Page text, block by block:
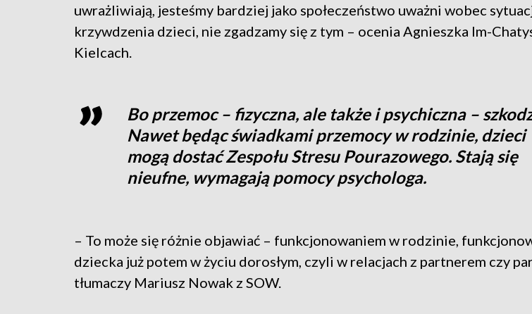
uwrażliwiają, jesteśmy bardziej jako społeczeństwo uważni wobec
krzywdzenia dzieci, nie zgadzamy się z tym – ocenia Agnieszka Im-
Kielcach.
Bo przemoc – fizyczna, ale także i psychiczna –
Nawet będąc świadkami przemocy w rodzinie, dzieci
mogą dostać Zespołu Stresu Pourazowego. Stają się
nieufne, wymagają pomocy psychologa.
– To może się różnie objawiać – funkcjonowaniem w rodzinie,
dziecka już potem w życiu dorosłym, czyli w relacjach z partnerem czy
tłumaczy Mariusz Nowak z SOW.